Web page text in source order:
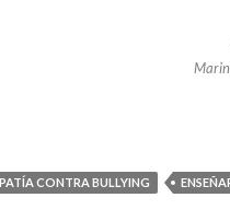
CONTRA BULLYING